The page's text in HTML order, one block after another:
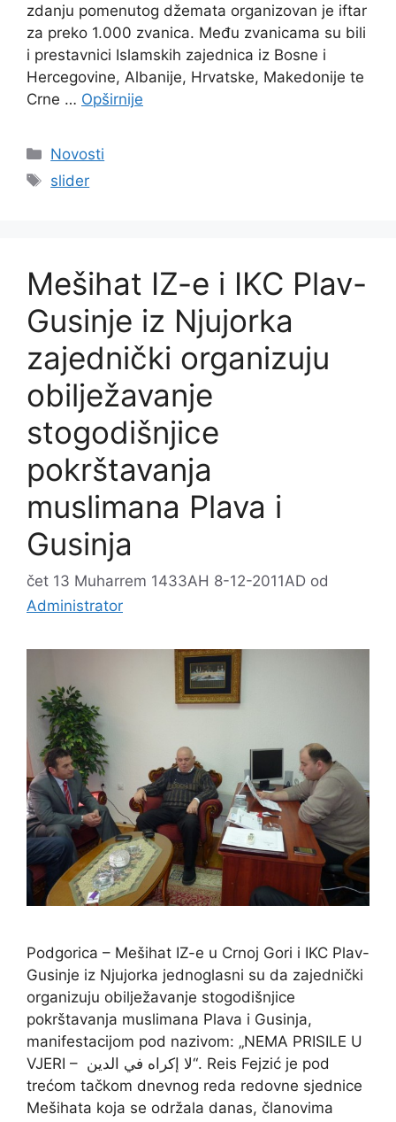
zdanju pomenutog džemata organizovan je iftar
za preko 1.000 zvanica. Među zvanicama su bili
i prestavnici Islamskih zajednica iz Bosne i
Hercegovine, Albanije, Hrvatske, Makedonije te
Crne … Opširnije
Kategorije
Novosti
Oznake
slider
Mešihat IZ-e i IKC Plav-
Gusinje iz Njujorka
zajednički organizuju
obilježavanje
stogodišnjice
pokrštavanja
muslimana Plava i
Gusinja
čet 13 Muharrem 1433AH 8-12-2011AD od
Administrator
Podgorica – Mešihat IZ-e u Crnoj Gori i IKC Plav-
Gusinje iz Njujorka jednoglasni su da zajednički
organizuju obilježavanje stogodišnjice
pokrštavanja muslimana Plava i Gusinja,
manifestacijom pod nazivom: „NEMA PRISILE U
VJERI – لا إكراه في الدين“. Reis Fejzić je pod
trećom tačkom dnevnog reda redovne sjednice
Mešihata koja se održala danas, članovima